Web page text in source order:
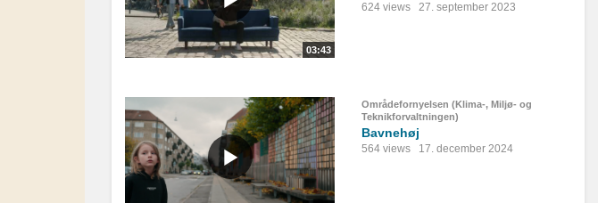
03:43
624 views 27. september 2023
Områdefornyelsen (Klima-, Miljø- og
Teknikforvaltningen)
Bavnehøj
564 views 17. december 2024